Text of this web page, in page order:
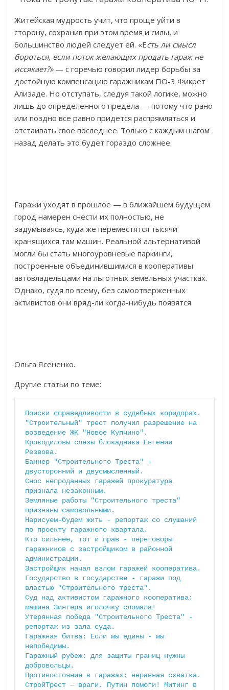
Житейская мудрость учит, что проще уйти в
сторону, сохранив при этом время и силы, и
большинство людей следует ей. «Есть ли смысл
бороться, если поток желающих продать гараж не
иссякает?»— с горечью говорил лидер борьбы за
достойную компенсацию гаражникам ПО-3 Фикрет
Ализаде. Но отступать, следуя такой логике, можно
лишь до определенного предела — потому что рано
или поздно все равно придется распрямляться и
отстаивать свое последнее. Только с каждым шагом
назад делать это будет гораздо сложнее.
Гаражи уходят в прошлое — в ближайшем будущем
город намерен снести их полностью, не
задумываясь, куда же переместятся тысячи
хранящихся там машин. Реальной альтернативой
могли бы стать многоуровневые паркинги,
построенные объединившимися в кооперативы
автовладельцами на льготных земельных участках.
Однако, судя по всему, без самоотверженных
активистов они вряд-ли когда-нибудь появятся.
Ольга Ясененко.
Другие статьи по теме:
Поиски справедливости в судебных коридорах.
"Строительный" трест получил разрешение на
возведение ЖК "Новое Купчино".
Крокодиловы слезы блокадника Евгения
Резвова.
Баннер "Строительного Треста" -
двусторонний и двусмысленный.
Снос непроданных гаражей прокуратура
признала незаконным.
Земляные работы "Строительного треста"
признаны самовольными.
Нарисуем-будем жить - репортаж со слушаний
по проекту гаражного квартала.
Кто сильнее, тот и прав - переговоры
гаражников с застройщиком в районной
администрации.
Застройщик начал взлом гаражей кооператива.
Государство в государстве - гаражи под
властью "Строительного треста".
Суд над активистом гаражного кооператива:
машина Зингера иголочку сломала!
Утерянная победа "Строительного Треста" -
репортаж из зала суда.
Гаражная битва: Если мы едины - мы
непобедимы.
Гаражный рубеж: для защиты границ нужны
добровольцы.
СтройТрест — враги, Путин помоги! Митинг в